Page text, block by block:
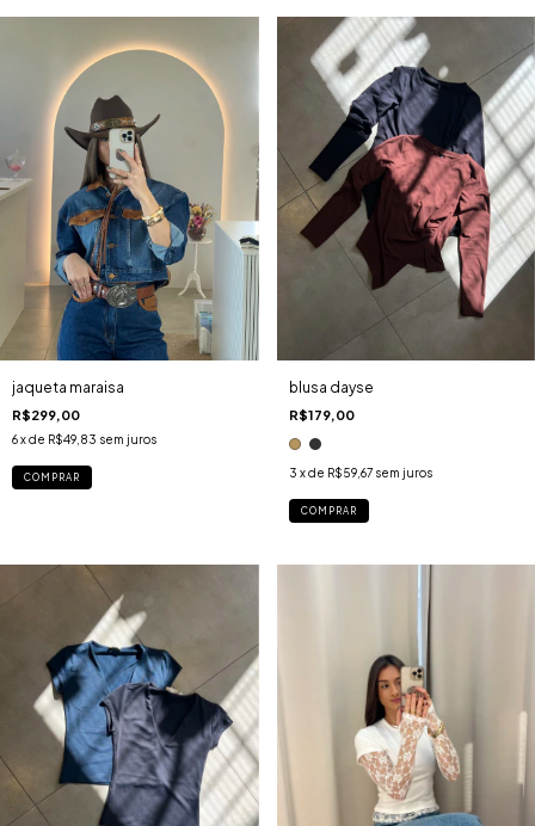
jaqueta maraisa
R$299,00
6x de R$49,83 sem juros
COMPRAR
blusa dayse
R$179,00
3 x de R$59,67 sem juros
COMPRAR